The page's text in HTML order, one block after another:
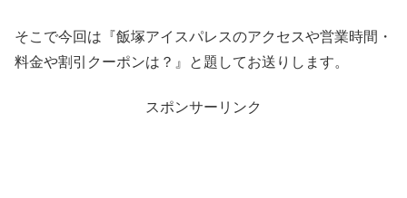
そこで今回は『飯塚アイスパレスのアクセスや営業時間・
料金や割引クーポンは？』と題してお送りします。
スポンサーリンク